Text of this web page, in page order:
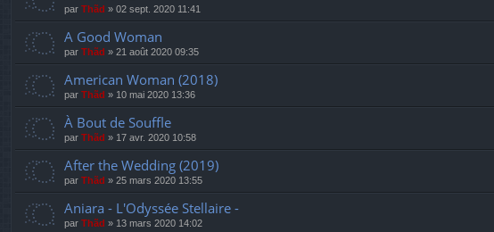
par Thãd » 02 sept. 2020 11:41
A Good Woman
par Thãd » 21 août 2020 09:35
American Woman (2018)
par Thãd » 10 mai 2020 13:36
À Bout de Souffle
par Thãd » 17 avr. 2020 10:58
After the Wedding (2019)
par Thãd » 25 mars 2020 13:55
Aniara - L'Odyssée Stellaire -
par Thãd » 13 mars 2020 14:02